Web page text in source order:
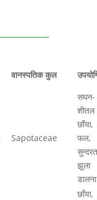
वानस्पतिक कुल
Sapotaceae
सघन-
शीतल
छाँया,
फल,
झूला
डालना
छाँया,